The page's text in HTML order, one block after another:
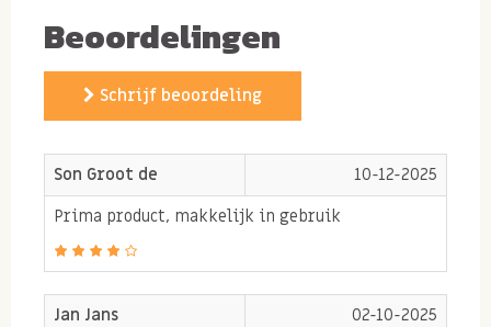
bevatten is het een uitzonderlijk natuurlijk
voedingsproduct want ons lichaam kan voorzien van
de gezonde omega 3 vetten. Doordat omega 3 in
natuurlijke vorm veel beter wordt opgenomen dan in
vorm van supplementen is het belangrijk ervoor te
zorgen dat omega 3 voldoende in je dieet wordt
meegenomen.
Chiazaad en anti-oxidanten
Beoordelingen
Schrijf beoordeling
Son Groot de
10-12-2025
Prima product, makkelijk in gebruik
Jan Jans
02-10-2025